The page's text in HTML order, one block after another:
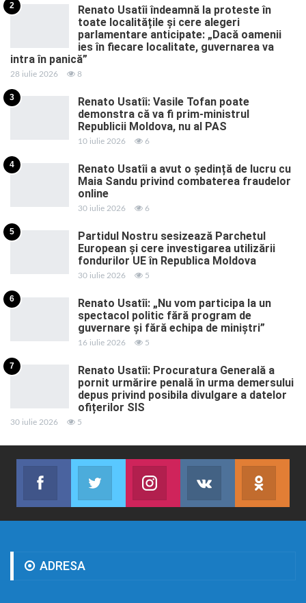
2
Renato Usatîi îndeamnă la proteste în
toate localitățile și cere alegeri
parlamentare anticipate: „Dacă oamenii
ies în fiecare localitate, guvernarea va
intra în panică”
28 iulie 2026 8
3
Renato Usatîi: Vasile Tofan poate
demonstra că va fi prim-ministrul
Republicii Moldova, nu al PAS
10 iulie 2026 6
4
Renato Usatîi a avut o ședință de lucru cu
Maia Sandu privind combaterea fraudelor
online
30 iulie 2026 6
5
Partidul Nostru sesizează Parchetul
European și cere investigarea utilizării
fondurilor UE în Republica Moldova
30 iulie 2026 5
6
Renato Usatîi: „Nu vom participa la un
spectacol politic fără program de
guvernare și fără echipa de miniștri”
16 iulie 2026 5
7
Renato Usatîi: Procuratura Generală a
pornit urmărire penală în urma demersului
depus privind posibila divulgare a datelor
ofițerilor SIS
30 iulie 2026 5
Facebook
Abonează-te
Twitter
Join us on TwitterJoin us on Instagram
Abonează-te
ADRESA